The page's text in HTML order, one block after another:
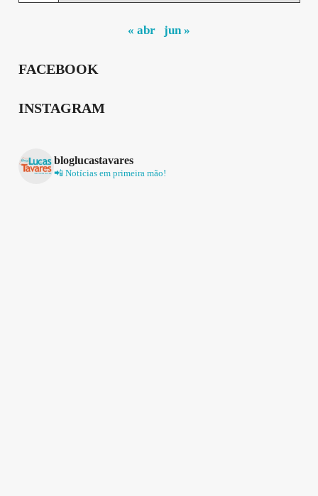
« abr jun »
FACEBOOK
INSTAGRAM
bloglucastavares
📲 Notícias em primeira mão!